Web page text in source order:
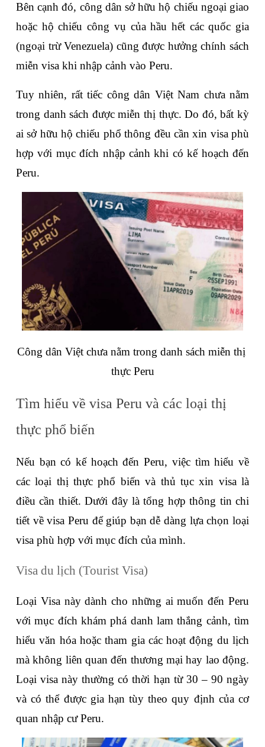
Bên cạnh đó, công dân sở hữu hộ chiếu ngoại giao
hoặc hộ chiếu công vụ của hầu hết các quốc gia
(ngoại trừ Venezuela) cũng được hưởng chính sách
miễn visa khi nhập cảnh vào Peru.
Tuy nhiên, rất tiếc công dân Việt Nam chưa nằm
trong danh sách được miễn thị thực. Do đó, bất kỳ
ai sở hữu hộ chiếu phổ thông đều cần xin visa phù
hợp với mục đích nhập cảnh khi có kế hoạch đến
Peru.
Công dân Việt chưa nằm trong danh sách miễn thị
thực Peru
Tìm hiểu về visa Peru và các loại thị
thực phổ biến
Nếu bạn có kế hoạch đến Peru, việc tìm hiểu về
các loại thị thực phổ biến và thủ tục xin visa là
điều cần thiết. Dưới đây là tổng hợp thông tin chi
tiết về visa Peru để giúp bạn dễ dàng lựa chọn loại
visa phù hợp với mục đích của mình.
Visa du lịch (Tourist Visa)
Loại Visa này dành cho những ai muốn đến Peru
với mục đích khám phá danh lam thắng cảnh, tìm
hiểu văn hóa hoặc tham gia các hoạt động du lịch
mà không liên quan đến thương mại hay lao động.
Loại visa này thường có thời hạn từ 30 – 90 ngày
và có thể được gia hạn tùy theo quy định của cơ
quan nhập cư Peru.